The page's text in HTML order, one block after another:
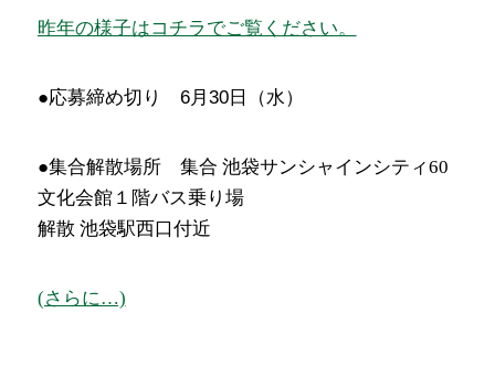
昨年の様子はコチラでご覧ください。
●応募締め切り 6月30日（水）
●集合解散場所 集合 池袋サンシャインシティ60
文化会館１階バス乗り場
解散 池袋駅西口付近
(さらに…)